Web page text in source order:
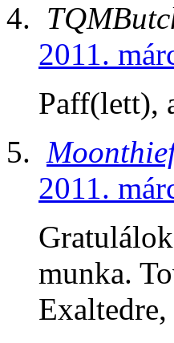
2011.
Paff(lett),
2011.
munka.